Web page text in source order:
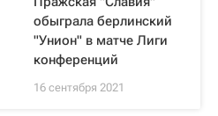
обыграла берлинский
"Унион" в матче Лиги
конференций
16 сентября 2021